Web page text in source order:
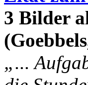
3 Bilder
„...